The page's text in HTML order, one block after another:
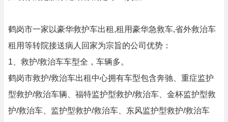
鹤岗市一家以豪华救护车出租,租用豪华急救车,省外救治车
租用等转院接送病人回家为宗旨的公司优势：
1、救护/救治车车型全，车辆多。
鹤岗市救护/救治车出租中心拥有车型包含奔驰、重症监护
型救护/救治车辆、福特监护型救护/救治车、金杯监护型救
护/救治车、监护型救护/救治车、东风监护型救护/救治车